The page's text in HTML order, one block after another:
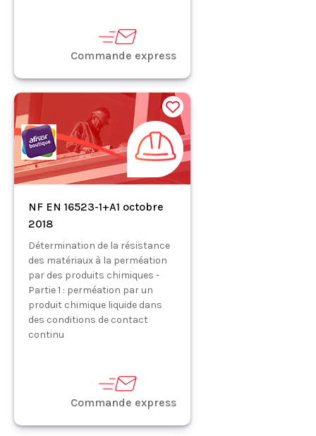
Commande express
NF EN 16523-1+A1 octobre
2018
Détermination de la résistance
des matériaux à la perméation
par des produits chimiques -
Partie 1 : perméation par un
produit chimique liquide dans
des conditions de contact
continu
Commande express